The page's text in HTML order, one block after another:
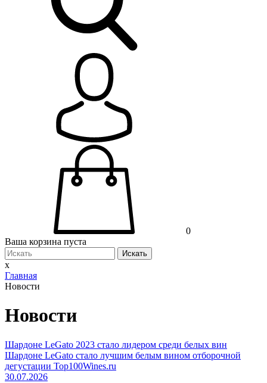
0
Ваша корзина пуста
Искать
x
Главная
Новости
Новости
Шардоне LeGato 2023 стало лидером среди белых вин
Шардоне LeGato стало лучшим белым вином отборочной
дегустации Top100Wines.ru
30.07.2026